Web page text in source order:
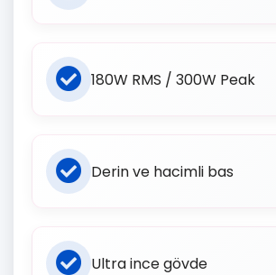
180W RMS / 300W Peak
Derin ve hacimli bas
Ultra ince gövde